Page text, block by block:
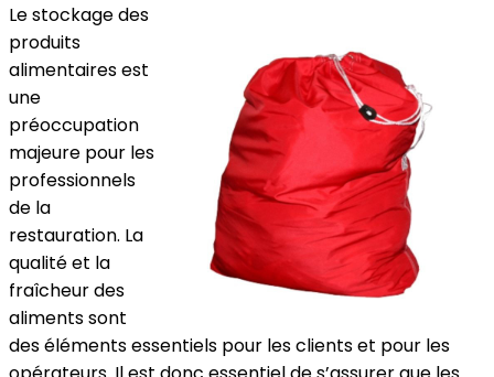
Le stockage des
produits
alimentaires est
une
préoccupation
majeure pour les
professionnels
de la
restauration. La
qualité et la
fraîcheur des
aliments sont
des éléments essentiels pour les clients et pour les